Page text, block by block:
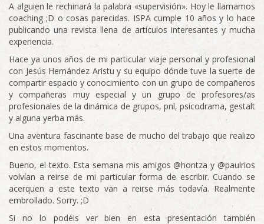
A alguien le rechinará la palabra «supervisión». Hoy le llamamos
coaching ;D o cosas parecidas. ISPA cumple 10 años y lo hace
publicando una revista llena de artículos interesantes y mucha
experiencia.
Hace ya unos años de mi particular viaje personal y profesional
con Jesús Hernández Aristu y su equipo dónde tuve la suerte de
compartir espacio y conocimiento con un grupo de compañeros
y compañeras muy especial y un grupo de profesores/as
profesionales de la dinámica de grupos, pnl, psicodrama, gestalt
y alguna yerba más.
Una aventura fascinante base de mucho del trabajo que realizo
en estos momentos.
Bueno, el texto. Esta semana mis amigos @hontza y @paulrios
volvían a reirse de mi particular forma de escribir. Cuando se
acerquen a este texto van a reirse más todavía. Realmente
embrollado. Sorry. ;D
Si no lo podéis ver bien en esta presentación también